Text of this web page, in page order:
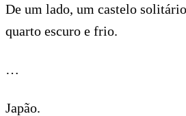
De um lado, um castelo
quarto escuro e frio.
…
Japão.